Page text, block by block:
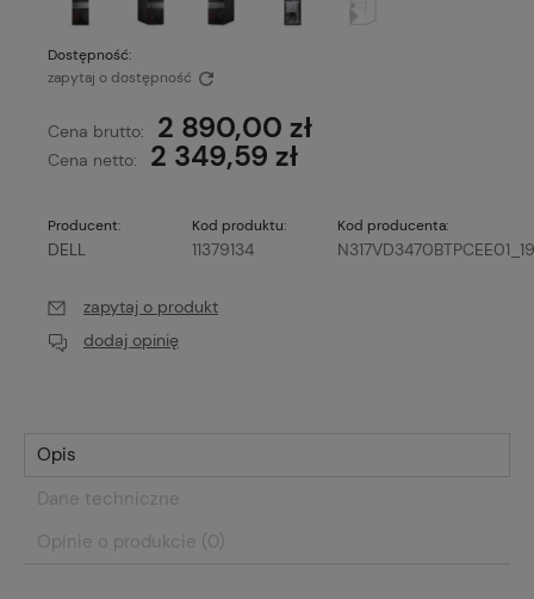
Dostępność:
zapytaj o dostępność
Cena brutto: 2 890,00 zł
Cena netto: 2 349,59 zł
Producent:
DELL
Kod produktu:
11379134
Kod producenta:
zapytaj o produkt
dodaj opinię
Opis
Dane techniczne
Opinie o produkcie (0)